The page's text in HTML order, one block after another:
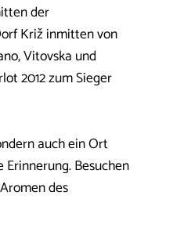
der
Križ inmitten von
Vitovska und
2012 zum Sieger
auch ein Ort
Besuchen
des